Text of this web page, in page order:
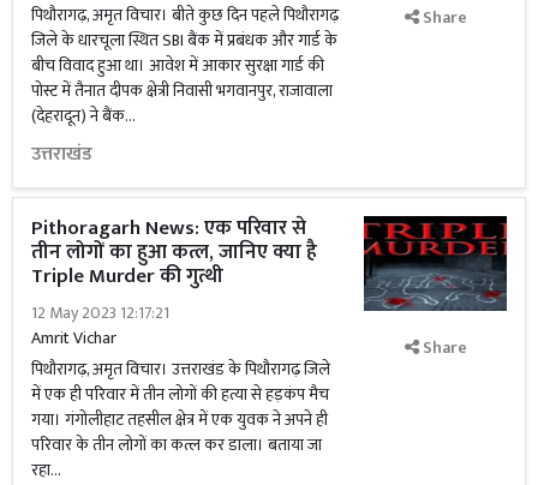
पिथौरागढ़, अमृत विचार। बीते कुछ दिन पहले पिथौरागढ़
जिले के धारचूला स्थित SBI बैंक में प्रबंधक और गार्ड के
बीच विवाद हुआ था। आवेश में आकार सुरक्षा गार्ड की
पोस्ट में तैनात दीपक क्षेत्री निवासी भगवानपुर, राजावाला
(देहरादून) ने बैंक...
उत्तराखंड
Share
Pithoragarh News: एक परिवार से
तीन लोगों का हुआ कत्ल, जानिए क्या है
Triple Murder की गुत्थी
12 May 2023 12:17:21
Amrit Vichar
पिथौरागढ़, अमृत विचार। उत्तराखंड के पिथौरागढ़ जिले
में एक ही परिवार में तीन लोगों की हत्या से हड़कंप मैच
गया। गंगोलीहाट तहसील क्षेत्र में एक युवक ने अपने ही
परिवार के तीन लोगों का कत्ल कर डाला। बताया जा
रहा...
Share